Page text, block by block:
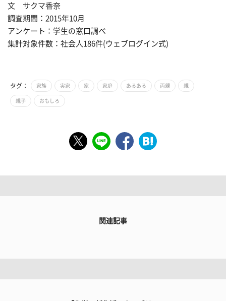
文 サクマ香奈
調査期間：2015年10月
アンケート：学生の窓口調べ
集計対象件数：社会人186件(ウェブログイン式)
タグ： 家族 実家 家 家庭 あるある 両親 親
親子 おもしろ
関連記事